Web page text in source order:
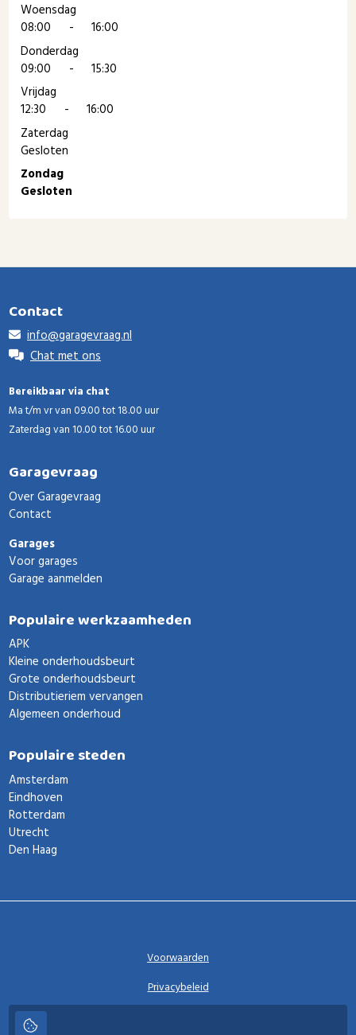
Woensdag
08:00
-
16:00
Donderdag
09:00
-
15:30
Vrijdag
12:30
-
16:00
Zaterdag
Gesloten
Zondag
Gesloten
Contact
info@garagevraag.nl
Chat met ons
Bereikbaar via chat
Ma t/m vr van 09.00 tot 18.00 uur
Zaterdag van 10.00 tot 16.00 uur
Garagevraag
Over Garagevraag
Contact
Garages
Voor garages
Garage aanmelden
Populaire werkzaamheden
APK
Kleine onderhoudsbeurt
Grote onderhoudsbeurt
Distributieriem vervangen
Algemeen onderhoud
Populaire steden
Amsterdam
Eindhoven
Rotterdam
Utrecht
Den Haag
Voorwaarden
Privacybeleid